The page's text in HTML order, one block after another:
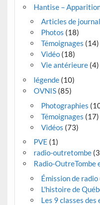
Hantise –
Articles de journal
Photos (18)
Témoignages (14)
Vidéo(18)
Vie antérieure(4)
légende(10)
OVNIS(85)
Photographies
Témoignages (17)
Vidéos (73)
PVE (1)
radio-outretombe
Radio-OutreTombe
Émission de radio
L'histoire de
Les 9 classes des